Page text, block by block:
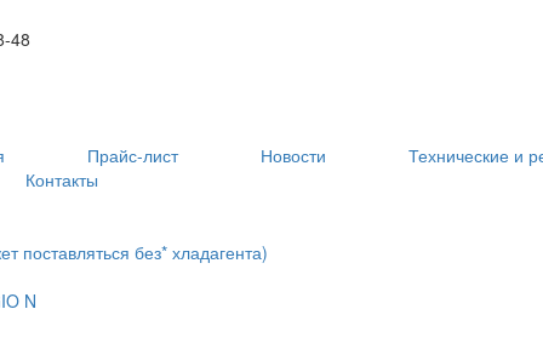
48
Прайс-лист Новости
Технические и
Контакты
без* хладагента)
N